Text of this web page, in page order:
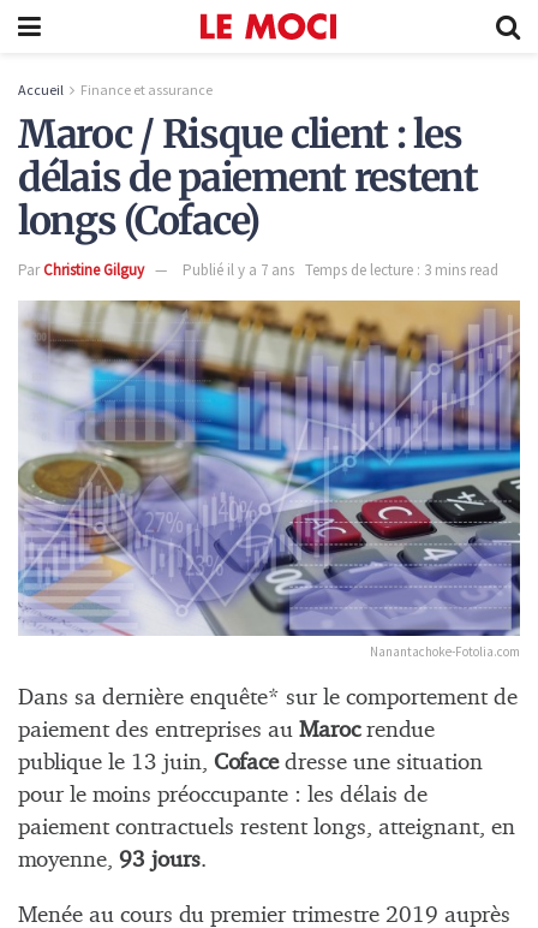
Accueil Finance et assurance
Maroc / Risque client : les
délais de paiement restent
longs (Coface)
ParChristine Gilguy Publié il y a 7 ans Temps de lecture : 3 mins read
Nanantachoke-Fotolia.com
Dans sa dernière enquête* sur le comportement de
paiement des entreprises au Marocrendue
publique le 13 juin, Coface dresse une situation
pour le moins préoccupante : les délais de
paiement contractuels restent longs, atteignant, en
moyenne, 93 jours.
Menée au cours du premier trimestre 2019 auprès